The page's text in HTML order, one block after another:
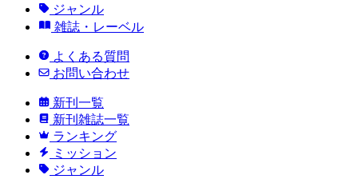
ジャンル
雑誌・レーベル
よくある質問
お問い合わせ
新刊一覧
新刊雑誌一覧
ランキング
ミッション
ジャンル